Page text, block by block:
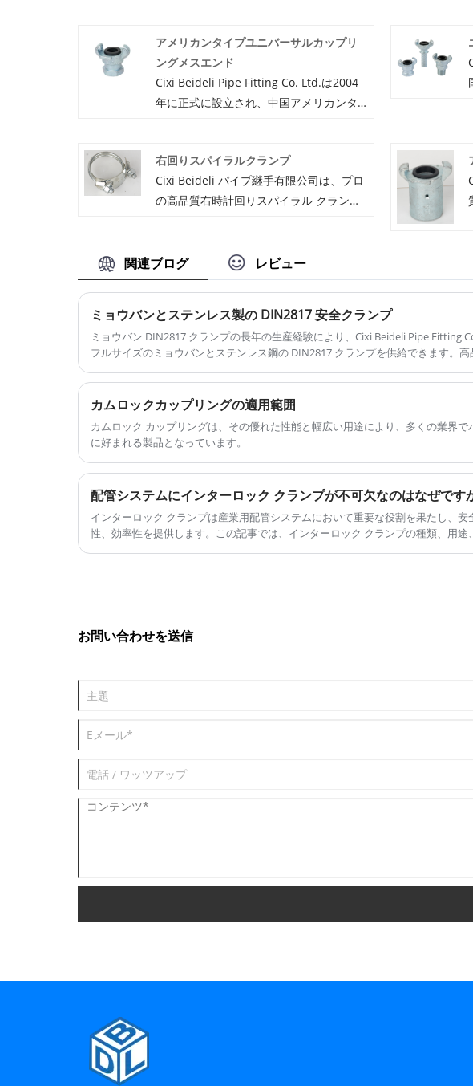
アメリカンタイプユニバーサルカップリ
ングメスエンド
Cixi Beideli Pipe Fitting Co. Ltd.は2004
年に正式に設立され、中国アメリカンタ
ユニバーサルカップリングメスエンド工
場の1つとして、強力な強度と完全な管理
を行っています。一連のユニバーサルホ
右回りスパイラルクランプ
Cixi Beideli パイプ継手有限公司は、プロ
の高品質右時計回りスパイラル クランプ
提供できます。右回りのスパイラルクラ
ンプはスチール製で、表面は亜鉛メッキ
質で手頃な価格です。お問い合わせまた
はトレイルオーダーを送信することを歓
迎します。最適な見積りと最適なスパイ
ラルクランプをご提案します。
関連ブログ レビュー
ミョウバンとステンレス製の DIN2817 安全クランプ
ミョウバン DIN2817 クランプの長年の生産経験により、Cixi Beideli Pipe Fitting
フルサイズのミョウバンとステンレス鋼の DIN2817 クランプを供給できます。高
イムリーなサービスをご利用ください。 Alum DIN2817 クランプ。以下の製品リ
て、特定のニーズに応じて独自の Alum DIN2817 クランプをカスタマイズするこ
います。
カムロックカップリングの適用範囲
カムロック カップリングは、その優れた性能と幅広い用途により、多くの業界で
に好まれる製品となっています。
配管システムにインターロック クランプが不可欠なのはなぜです
インターロック クランプは産業用配管システムにおいて重要な役割を果たし、安
性、効率性を提供します。この記事では、インターロック クランプの種類、用途
お問い合わせを送信